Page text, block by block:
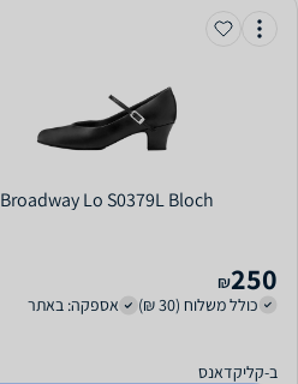
Broadway Lo S0379L Bloch
250
₪
כולל משלוח (30 ₪)
אספקה: באתר
ב-קליקדאנס